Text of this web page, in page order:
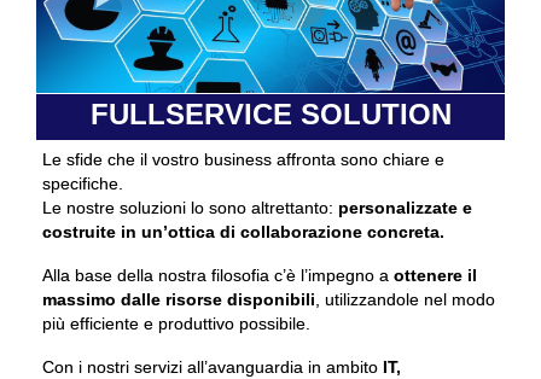
POLITICA
Qualità
PRIVACY
CONTATTI
FULLSERVICE SOLUTION
Le sfide che il vostro business affronta sono chiare e
specifiche.
Le nostre soluzioni lo sono altrettanto: personalizzate e
costruite in un’ottica di collaborazione concreta.
Alla base della nostra filosofia c’è l’impegno a ottenere il
massimo dalle risorse disponibili , utilizzandole nel modo
più efficiente e produttivo possibile.
Con i nostri servizi all’avanguardia in ambito IT,